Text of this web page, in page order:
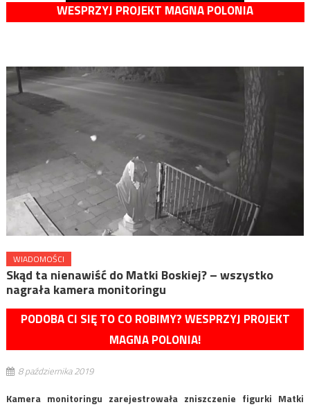
WESPRZYJ PROJEKT MAGNA POLONIA
WIADOMOŚCI
Skąd ta nienawiść do Matki Boskiej? – wszystko
nagrała kamera monitoringu
PODOBA CI SIĘ TO CO ROBIMY? WESPRZYJ PROJEKT
MAGNA POLONIA!
8 października 2019
Kamera monitoringu zarejestrowała zniszczenie figurki Matki